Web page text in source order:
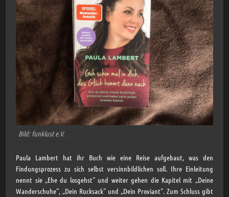
Bild: funklust e.V.
Paula Lambert hat ihr Buch wie eine Reise aufgebaut, was den
Findungsprozess zu sich selbst versinnbildlichen soll. Ihre Einleitung
nennt sie „Ehe du losgehst“ und weiter gehen die Kapitel mit „Deine
Wanderschuhe“, „Dein Rucksack“ und „Dein Proviant“. Zum Schluss gibt